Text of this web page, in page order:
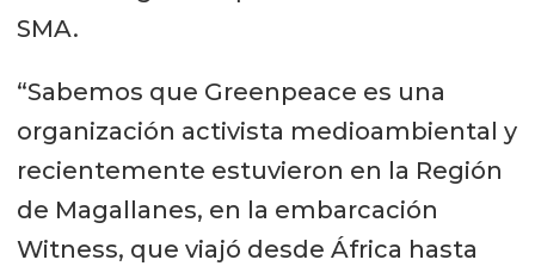
SMA.
“Sabemos que Greenpeace es una
organización activista medioambiental y
recientemente estuvieron en la Región
de Magallanes, en la embarcación
Witness, que viajó desde África hasta